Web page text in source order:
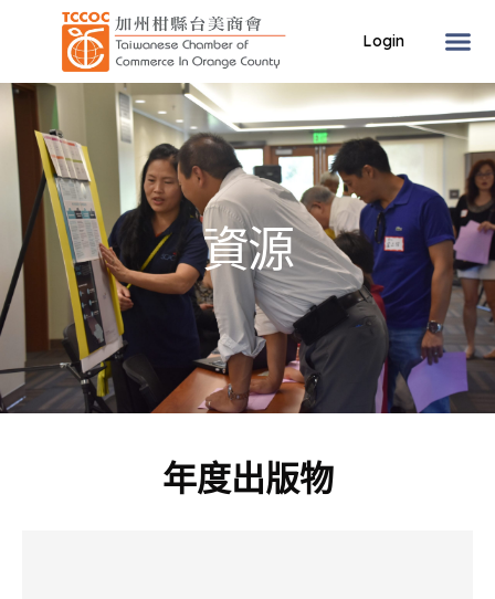
資源
年度出版物
Ask the Chamber AI Agent